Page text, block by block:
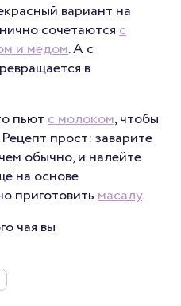
вариант на
сочетаютсяс
и мёдом. А с
в
пьютс молоком, чтобы
прост: заварите
обычно, и налейте
на основе
приготовитьмасалу.
чая вы